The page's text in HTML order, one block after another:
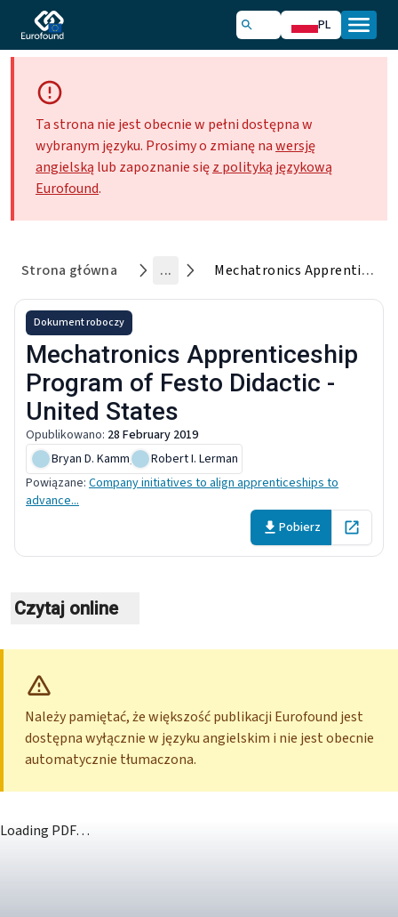
PL
Ta strona nie jest obecnie w pełni dostępna w
wybranym języku. Prosimy o zmianę nawersję
angielską lub zapoznanie sięz polityką językową
Eurofound.
Strona główna ... Mechatronics Apprenticeship Program of Festo Didactic - United States
Dokument roboczy
Mechatronics Apprenticeship
Program of Festo Didactic -
United States
Opublikowano: 28 February 2019
Bryan D. Kamm,
Robert I. Lerman
Powiązane: Company initiatives to align apprenticeships to
advance...
Pobierz
Open in
Czytaj online
Należy pamiętać, że większość publikacji Eurofound jest
dostępna wyłącznie w języku angielskim i nie jest obecnie
automatycznie tłumaczona.
Loading PDF…